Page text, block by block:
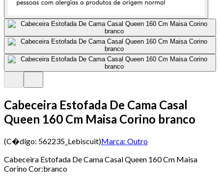
Cabeceira Estofada De Cama Casal
Queen 160 Cm Maisa Corino branco
(C�digo: 562235_Lebiscuit)Marca: Outro
Cabeceira Estofada De Cama Casal Queen 160 Cm Maisa
Corino Cor:branco